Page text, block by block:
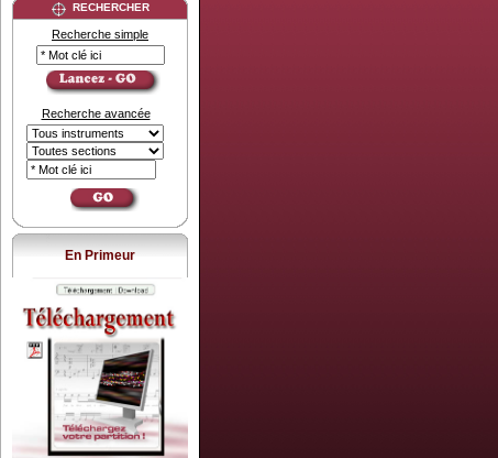
RECHERCHER
Recherche simple
Recherche avancée
En Primeur